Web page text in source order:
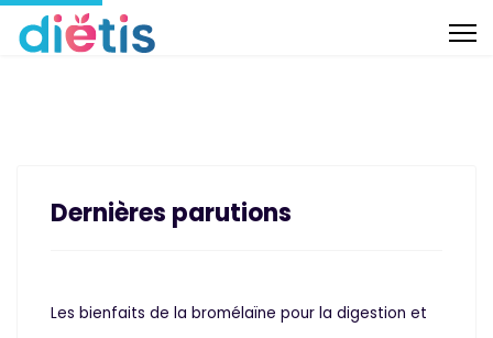
Dernières parutions
Les bienfaits de la bromélaïne pour la digestion et